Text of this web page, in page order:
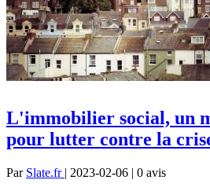
L'immobilier social, un
pour lutter contre la
Par Slate.fr | 2023-02-06 | 0 avis